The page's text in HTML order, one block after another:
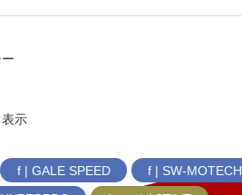
示
f | GALE SPEED
f | SW-MOTECH